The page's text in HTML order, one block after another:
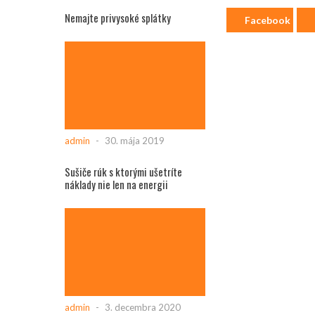
Facebook
Nemajte privysoké splátky
admin - 30. mája 2019
Sušiče rúk s ktorými ušetríte
náklady nie len na energii
admin - 3. decembra 2020